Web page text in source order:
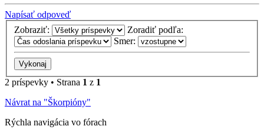
Napísať odpoveď
Zobraziť:
Zoradiť podľa:
Smer:
2 príspevky • Strana 1 z 1
Návrat na "Škorpióny"
Rýchla navigácia vo fórach